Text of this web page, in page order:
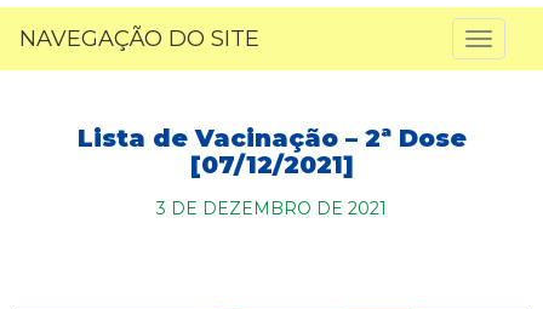
NAVEGAÇÃO DO SITE
Lista de Vacinação – 2ª Dose
[07/12/2021]
3 DE DEZEMBRO DE 2021